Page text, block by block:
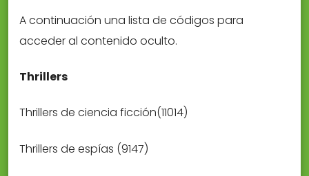
A continuación una lista de códigos para
acceder al contenido oculto.
Thrillers
Thrillers de ciencia ficción(11014)
Thrillers de espías (9147)